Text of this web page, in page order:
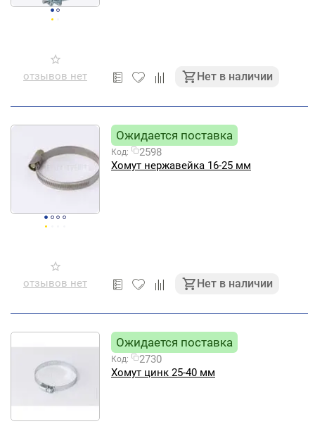
отзывов нет Нет в наличии
отзывов нет
Ожидается поставка
Код:
2598
Хомут нержавейка 16-25 мм
Нет в наличии
Ожидается поставка
Код:
2730
Хомут цинк 25-40 мм